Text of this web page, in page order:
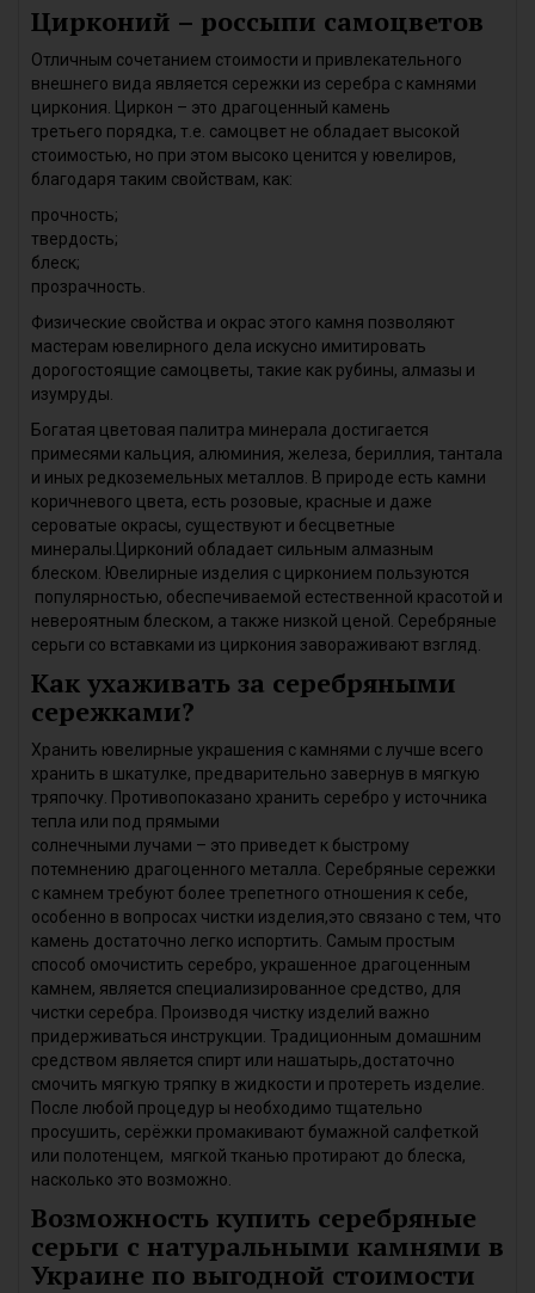
Цирконий – россыпи самоцветов
Отличным сочетанием стоимости и привлекательного
внешнего вида является сережки из серебра с камнями
циркония. Циркон – это драгоценный камень
третьего порядка, т.е. самоцвет не обладает высокой
стоимостью, но при этом высоко ценится у ювелиров,
благодаря таким свойствам, как:
прочность;
твердость;
блеск;
прозрачность.
Физические свойства и окрас этого камня позволяют
мастерам ювелирного дела искусно имитировать
дорогостоящие самоцветы, такие как рубины, алмазы и
изумруды.
Богатая цветовая палитра минерала достигается
примесями кальция, алюминия, железа, бериллия, тантала
и иных редкоземельных металлов. В природе есть камни
коричневого цвета, есть розовые, красные и даже
сероватые окрасы, существуют и бесцветные
минералы.Цирконий обладает сильным алмазным
блеском. Ювелирные изделия с цирконием пользуются
популярностью, обеспечиваемой естественной красотой и
невероятным блеском, а также низкой ценой. Серебряные
серьги со вставками из циркония завораживают взгляд.
Как ухаживать за серебряными
сережками?
Хранить ювелирные украшения с камнями с лучше всего
хранить в шкатулке, предварительно завернув в мягкую
тряпочку. Противопоказано хранить серебро у источника
тепла или под прямыми
солнечными лучами – это приведет к быстрому
потемнению драгоценного металла. Серебряные сережки
с камнем требуют более трепетного отношения к себе,
особенно в вопросах чистки изделия,это связано с тем, что
камень достаточно легко испортить. Самым простым
способ омочистить серебро, украшенное драгоценным
камнем, является специализированное средство, для
чистки серебра. Производя чистку изделий важно
придерживаться инструкции. Традиционным домашним
средством является спирт или нашатырь,достаточно
смочить мягкую тряпку в жидкости и протереть изделие.
После любой процедур ы необходимо тщательно
просушить, серёжки промакивают бумажной салфеткой
или полотенцем, мягкой тканью протирают до блеска,
насколько это возможно.
Возможность купить серебряные
серьги с натуральными камнями в
Украине по выгодной стоимости